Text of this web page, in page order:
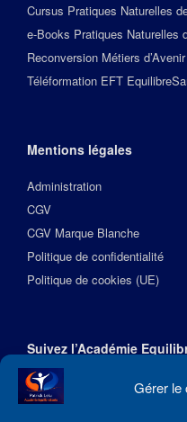
Gérer le
Cursus Pratiques Naturelles
e-Books Pratiques Naturelles
Reconversion Métiers
Téléformation EFT
Mentions légales
Administration
CGV
CGV Marque Blanche
Politique de confidentialité
Politique de cookies (UE)
Suivez l’Académie